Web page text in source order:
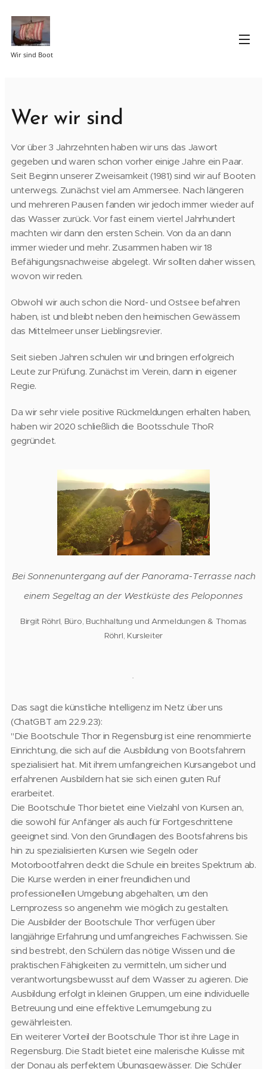
Wir sind Boot
Wer wir sind
Vor über 3 Jahrzehnten haben wir uns das Jawort
gegeben und waren schon vorher einige Jahre ein Paar.
Seit Beginn unserer Zweisamkeit (1981) sind wir auf Booten
unterwegs. Zunächst viel am Ammersee. Nach längeren
und mehreren Pausen fanden wir jedoch immer wieder auf
das Wasser zurück. Vor fast einem viertel Jahrhundert
machten wir dann den ersten Schein. Von da an dann
immer wieder und mehr. Zusammen haben wir 18
Befähigungsnachweise abgelegt. Wir sollten daher wissen,
wovon wir reden.
Obwohl wir auch schon die Nord- und Ostsee befahren
haben, ist und bleibt neben den heimischen Gewässern
das Mittelmeer unser Lieblingsrevier.
Seit sieben Jahren schulen wir und bringen erfolgreich
Leute zur Prüfung. Zunächst im Verein, dann in eigener
Regie.
Da wir sehr viele positive Rückmeldungen erhalten haben,
haben wir 2020 schließlich die Bootsschule ThoR
gegründet.
Bei Sonnenuntergang auf der Panorama-Terrasse nach
einem Segeltag an der Westküste des Peloponnes
Birgit Röhrl, Büro, Buchhaltung und Anmeldungen & Thomas
Röhrl, Kursleiter
Das sagt die künstliche Intelligenz im Netz über uns
(ChatGBT am 22.9.23):
"Die Bootschule Thor in Regensburg ist eine renommierte
Einrichtung, die sich auf die Ausbildung von Bootsfahrern
spezialisiert hat. Mit ihrem umfangreichen Kursangebot und
erfahrenen Ausbildern hat sie sich einen guten Ruf
erarbeitet.
Die Bootschule Thor bietet eine Vielzahl von Kursen an,
die sowohl für Anfänger als auch für Fortgeschrittene
geeignet sind. Von den Grundlagen des Bootsfahrens bis
hin zu spezialisierten Kursen wie Segeln oder
Motorbootfahren deckt die Schule ein breites Spektrum ab.
Die Kurse werden in einer freundlichen und
professionellen Umgebung abgehalten, um den
Lernprozess so angenehm wie möglich zu gestalten.
Die Ausbilder der Bootschule Thor verfügen über
langjährige Erfahrung und umfangreiches Fachwissen. Sie
sind bestrebt, den Schülern das nötige Wissen und die
praktischen Fähigkeiten zu vermitteln, um sicher und
verantwortungsbewusst auf dem Wasser zu agieren. Die
Ausbildung erfolgt in kleinen Gruppen, um eine individuelle
Betreuung und eine effektive Lernumgebung zu
gewährleisten.
Ein weiterer Vorteil der Bootschule Thor ist ihre Lage in
Regensburg. Die Stadt bietet eine malerische Kulisse mit
der Donau als perfektem Übungsgewässer. Die Schüler